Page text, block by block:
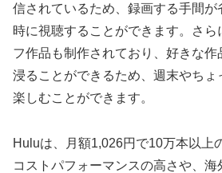
信されているため、録画する手間が
時に視聴することができます。さ
フ作品も制作されており、好きな作
浸ることができるため、週末やちょ
楽しむことができます。
Huluは、月額1,026円で10万本以上
コストパフォーマンスの高さや、